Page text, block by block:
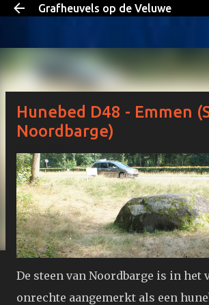
Doorgaan naar
Grafheuvels op de Veluwe
Hunebed D48 - Emmen
Noordbarge)
De steen van Noordbarge is in het
onrechte aangemerkt als een